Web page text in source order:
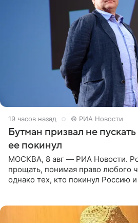
19 часов назад © РИА Новости
Бутман призвал не
ее покинул
МОСКВА, 8 авг — РИА Новости.
прощать, понимая право любого
однако тех, кто покинул Россию